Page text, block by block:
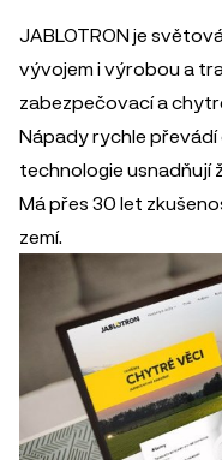
JABLOTRON je
vývojem i výrobou a
zabezpečovací a
Nápady rychle převádí
technologie usnadňují
Má přes 30 let
zemí.